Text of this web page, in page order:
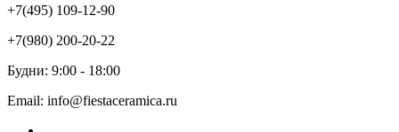
+7(495) 109-12-90
+7(980) 200-20-22
Будни: 9:00 - 18:00
Email: info@fiestaceramica.ru